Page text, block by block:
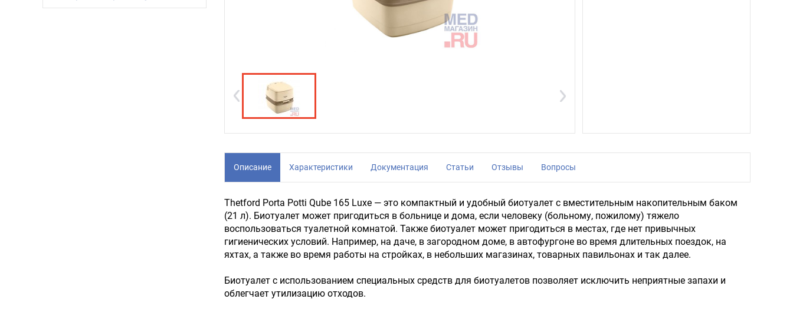
Описание Характеристики Документация Статьи Отзывы Вопросы
Thetford Porta Potti Qube 165 Luxe — это компактный и удобный биотуалет с вместительным накопительным баком
(21 л). Биотуалет может пригодиться в больнице и дома, если человеку (больному, пожилому) тяжело
воспользоваться туалетной комнатой. Также биотуалет может пригодиться в местах, где нет привычных
гигиенических условий. Например, на даче, в загородном доме, в автофургоне во время длительных поездок, на
яхтах, а также во время работы на стройках, в небольших магазинах, товарных павильонах и так далее.
Биотуалет с использованием специальных средств для биотуалетов позволяет исключить неприятные запахи и
облегчает утилизацию отходов.